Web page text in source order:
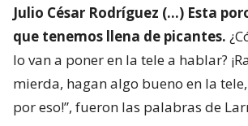
Julio César Rodríguez (…) Esta
que tenemos llena de picantes.
lo van a poner en la tele a hablar?
mierda, hagan algo bueno en la
por eso!”, fueron las palabras de